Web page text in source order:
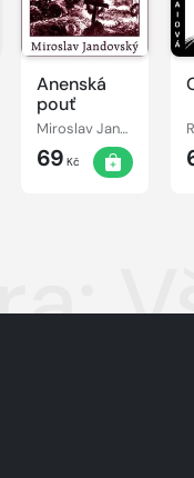
Anenská
pouť
Miroslav Jandovský
69 Kč
SVĚTLÝ/TMAVÝ REŽIM